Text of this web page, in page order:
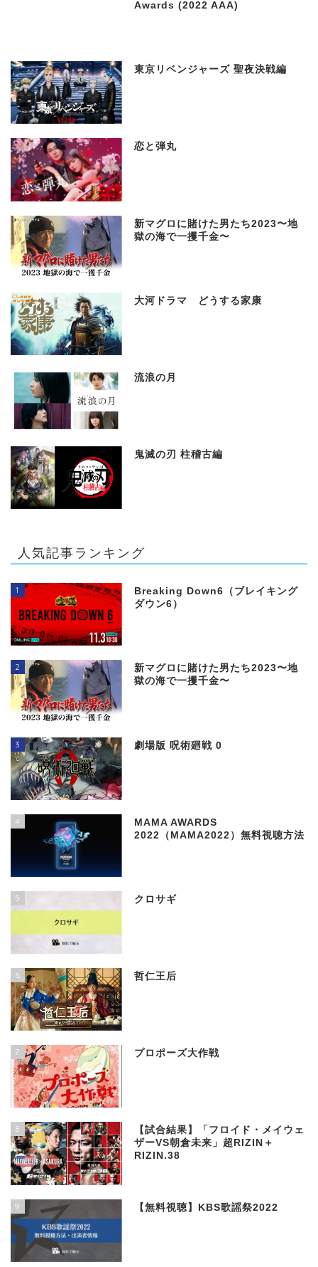
Awards (2022 AAA)
東京リベンジャーズ 聖夜決戦編
恋と弾丸
新マグロに賭けた男たち2023〜地
獄の海で一攫千金〜
大河ドラマ どうする家康
流浪の月
鬼滅の刃 柱稽古編
人気記事ランキング
1
Breaking Down6（ブレイキング
ダウン6）
2
新マグロに賭けた男たち2023〜地
獄の海で一攫千金〜
3 劇場版 呪術廻戦 0
4
MAMA AWARDS
2022（MAMA2022）無料視聴方法
5 クロサギ
6 哲仁王后
7 プロポーズ大作戦
8
【試合結果】「フロイド・メイウェ
ザーVS朝倉未来」超RIZIN＋
RIZIN.38
9 【無料視聴】KBS歌謡祭2022